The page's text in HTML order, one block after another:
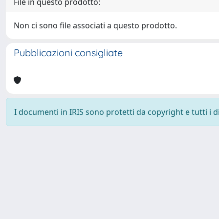
Non ci sono file associati a questo prodotto.
Pubblicazioni consigliate
I documenti in IRIS sono protetti da copyright e tutti i